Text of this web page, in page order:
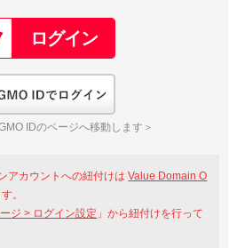
Amazon
Value Domain Oneのログイン画面へ遷移します
下でも登録可能
Yahoo!
IDのページへ移動します＞
アカウントへの紐付けはValue Domain O
。
ジ > ログイン設定 」から紐付けを行って